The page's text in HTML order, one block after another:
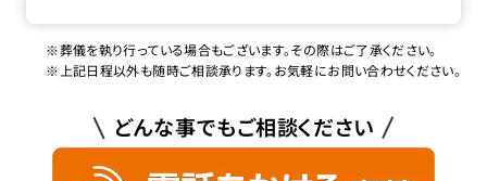
※葬儀を執り行っている場合もございます。その際はご了承ください。
※上記日程以外も随時ご相談承ります。お気軽にお問い合わせください。
どんな事でもご相談ください